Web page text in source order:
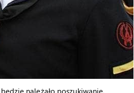
należało poszukiwanie,